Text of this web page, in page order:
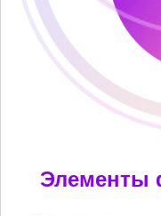
Элементы